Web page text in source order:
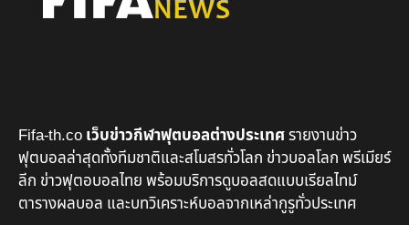
Fifa-th.coเว็บข่าวกีฬาฟุตบอลต่างประเทศรายงานข่าว
ฟุตบอลล่าสุดทั้งทีมชาติและสโมสรทั่วโลก ข่าวบอลโลก พรีเมียร์
ลีก ข่าวฟุตอบอลไทย พร้อมบริการดูบอลสดแบบเรียลไทม์
ตารางผลบอล และบทวิเคราะห์บอลจากเหล่ากูรูทั่วประเทศ